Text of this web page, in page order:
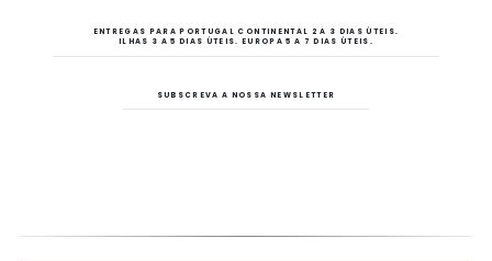
ENTREGAS PARA PORTUGAL CONTINENTAL 2 A 3 DIAS ÚTEIS.
ILHAS 3 A 5 DIAS ÚTEIS. EUROPA 5 A 7 DIAS ÚTEIS.
SUBSCREVA A NOSSA NEWSLETTER